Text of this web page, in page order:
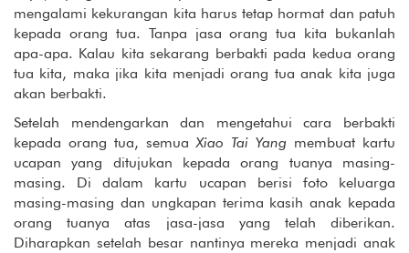
mengalami kekurangan kita harus tetap hormat dan patuh
kepada orang tua. Tanpa jasa orang tua kita bukanlah
apa-apa. Kalau kita sekarang berbakti pada kedua orang
tua kita, maka jika kita menjadi orang tua anak kita juga
akan berbakti.
Setelah mendengarkan dan mengetahui cara berbakti
kepada orang tua, semuaXiao Tai Yang membuat kartu
ucapan yang ditujukan kepada orang tuanya masing-
masing. Di dalam kartu ucapan berisi foto keluarga
masing-masing dan ungkapan terima kasih anak kepada
orang tuanya atas jasa-jasa yang telah diberikan.
Diharapkan setelah besar nantinya mereka menjadi anak